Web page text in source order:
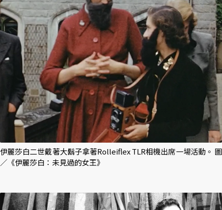
伊麗莎白二世戴著大鬍子拿著Rolleiflex TLR相機出席一場活動。 圖
／《伊麗莎白：未見過的女王》